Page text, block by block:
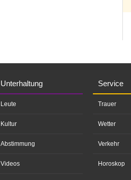
Unterhaltung
Leute
Kultur
Abstimmung
Videos
Service
Trauer
Wetter
Verkehr
Horoskop